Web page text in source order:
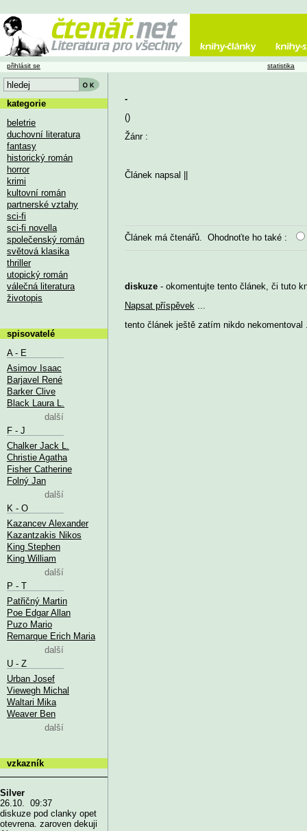
-
()
Žánr :
Článek napsal
Článek má čtenářů. Ohodnoťte ho také :
diskuze- okomentujte tento článek, či tuto
Napsat příspěvek
tento článek ještě zatím nikdo nekomentoval
přihlásit se statistika
kategorie
beletrie
duchovní literatura
fantasy
historický román
horror
krimi
kultovní román
partnerské vztahy
sci-fi
sci-fi novella
společenský román
světová klasika
thriller
utopický román
válečná literatura
životopis
spisovatelé
A - E
Asimov Isaac
Barjavel René
Barker Clive
Black Laura L.
další
F - J
Chalker Jack L.
Christie Agatha
Fisher Catherine
Folný Jan
další
K - O
Kazancev Alexander
Kazantzakis Nikos
King Stephen
King William
další
P - T
Patřičný Martin
Poe Edgar Allan
Puzo Mario
Remarque Erich Maria
další
U - Z
Urban Josef
Viewegh Michal
Waltari Mika
Weaver Ben
další
vzkazník
Silver
26.10. 09:37
diskuze pod clanky opet
otevrena. zaroven dekuji